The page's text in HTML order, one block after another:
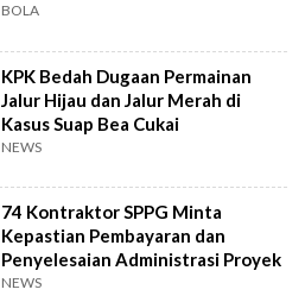
BOLA
KPK Bedah Dugaan Permainan
Jalur Hijau dan Jalur Merah di
Kasus Suap Bea Cukai
NEWS
74 Kontraktor SPPG Minta
Kepastian Pembayaran dan
Penyelesaian Administrasi Proyek
NEWS